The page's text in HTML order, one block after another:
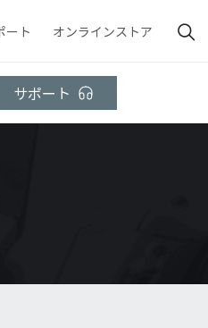
ート オンラインストア
サポート